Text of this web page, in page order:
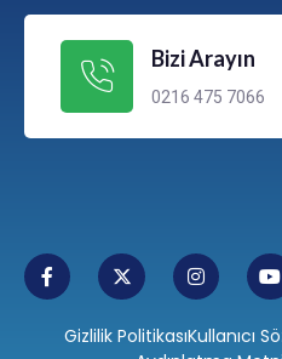
Bizi Arayın
0216 475 7066
Gizlilik PolitikasıKullanıcı